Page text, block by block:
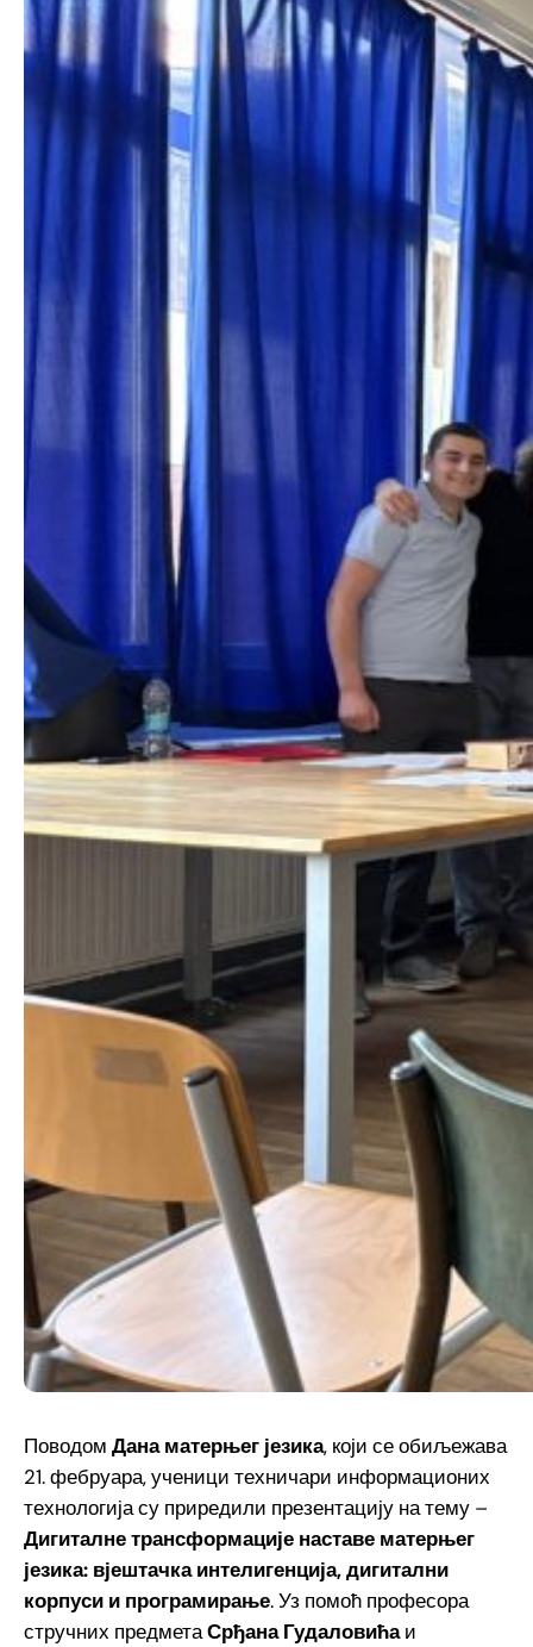
Поводом Дана матерњег језика, који се обиљежава
21. фебруара, ученици техничари информационих
технологија су приредили презентацију на тему –
Дигиталне трансформације наставе матерњег
језика: вјештачка интелигенција, дигитални
корпуси и програмирање. Уз помоћ професора
стручних предметаСрђана Гудаловићаи